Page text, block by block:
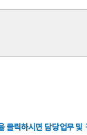
클릭하시면 담당업무 및